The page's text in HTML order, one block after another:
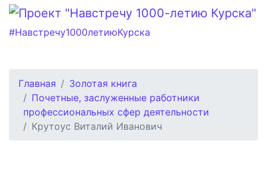
#Навстречу1000летиюКурска
Главная
Золотая книга
Почетные, заслуженные работники
профессиональных сфер деятельности
Крутоус Виталий Иванович